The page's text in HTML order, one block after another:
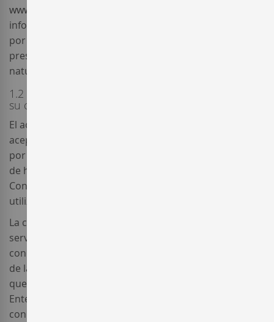
www.enterwine.com
información acerca de las actividades desarrolladas
por Enterwine relacionadas con el mundo del vino y la
prestación de determinados servicios de diversa
naturaleza (en adelante, el “
1.2 Aceptación de las Condiciones Generales y, en
su caso, de las Condiciones Particulares
El acceso al Sitio Web conlleva en cualquier caso la
aceptación de las presentes Condiciones Generales,
por lo que te rogamos que las lea atentamente antes
de hacer uso del mismo. Si no acepta las presentes
Condiciones Generales, te rogamos te abstengas de
utilizar el Sitio Web y su contenido.
La compra de vino en el Sitio Web y alguno de los
servicios relacionados pueden estar sujetos a las
condiciones particulares que constan en el apartado 3
de las presentes Condiciones Generales, así como las
que en cada momento puedan establecerse en
Enterwine. En adelante, cualquiera de las referidas
condiciones, o cualesquiera otras condiciones